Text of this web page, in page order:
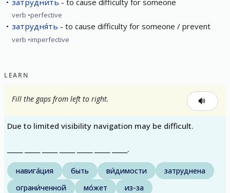
verb perfective
затрудня́ть to cause difficulty for someone / prevent
verb imperfective
LEARN
Fill the gaps from left to right.
Due to limited visibility navigation may be difficult.
_____ _____ _____ _____ _____ _____ _____.
навига́ция быть ви́димости
затруднена
ограни́ченной
мо́жет из-за